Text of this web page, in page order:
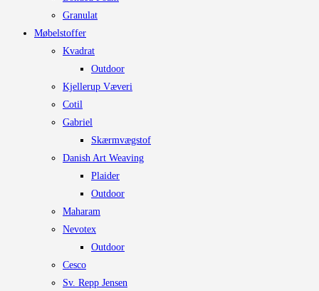
Granulat
Møbelstoffer
Kvadrat
Outdoor
Kjellerup Væveri
Cotil
Gabriel
Skærmvægstof
Danish Art Weaving
Plaider
Outdoor
Maharam
Nevotex
Outdoor
Cesco
Sv. Repp Jensen